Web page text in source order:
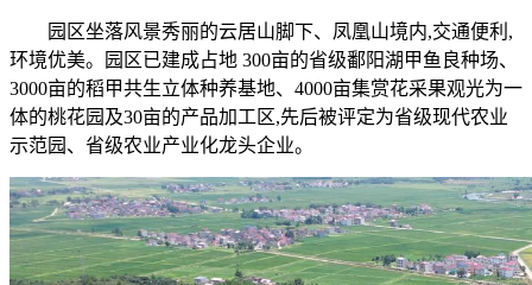
园区坐落风景秀丽的云居山脚下、凤凰山境内,交通便利,
环境优美。园区已建成占地 300亩的省级鄱阳湖甲鱼良种场、
3000亩的稻甲共生立体种养基地、4000亩集赏花采果观光为一
体的桃花园及30亩的产品加工区,先后被评定为省级现代农业
示范园、省级农业产业化龙头企业。